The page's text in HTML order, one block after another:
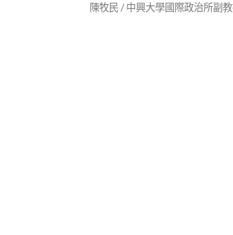
陳牧民 / 中興大學國際政治所副